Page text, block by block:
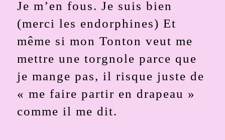
Je m’en fous. Je suis bien
(merci les endorphines) Et
même si mon Tonton veut me
mettre une torgnole parce que
je mange pas, il risque juste de
« me faire partir en drapeau »
comme il me dit.